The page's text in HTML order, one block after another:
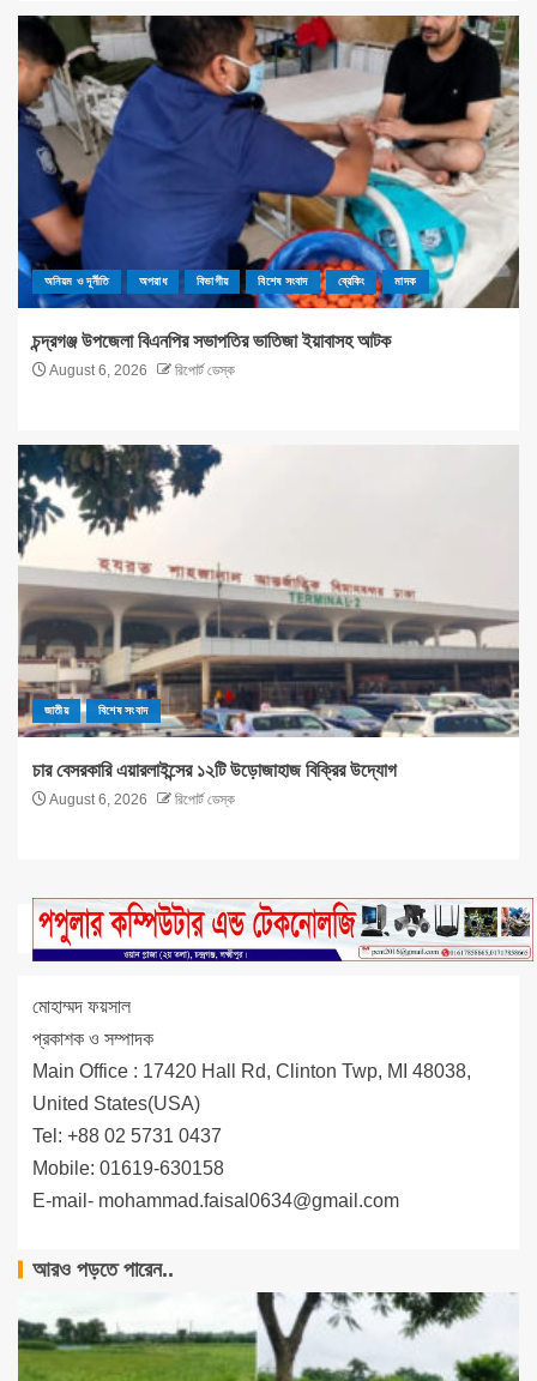
অনিয়ম ও দূর্নীতি অপরাধ বিভাগীয় বিশেষ সংবাদ ব্রেকিং মাদক
চন্দ্রগঞ্জ উপজেলা বিএনপির সভাপতির ভাতিজা ইয়াবাসহ আটক
August 6, 2026 রিপোর্ট ডেস্ক
জাতীয় বিশেষ সংবাদ
চার বেসরকারি এয়ারলাইন্সের ১২টি উড়োজাহাজ বিক্রির উদ্যোগ
August 6, 2026 রিপোর্ট ডেস্ক
মোহাম্মদ ফয়সাল
প্রকাশক ও সম্পাদক
Main Office : 17420 Hall Rd, Clinton Twp, MI 48038,
United States(USA)
Tel: +88 02 5731 0437
Mobile: 01619-630158
E-mail- mohammad.faisal0634@gmail.com
আরও পড়তে পারেন..